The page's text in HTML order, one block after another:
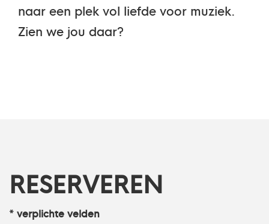
naar een plek vol liefde voor muziek.
Zien we jou daar?
RESERVEREN
* verplichte velden